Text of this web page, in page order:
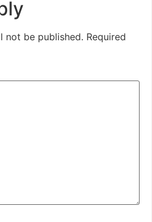
not be published. Required